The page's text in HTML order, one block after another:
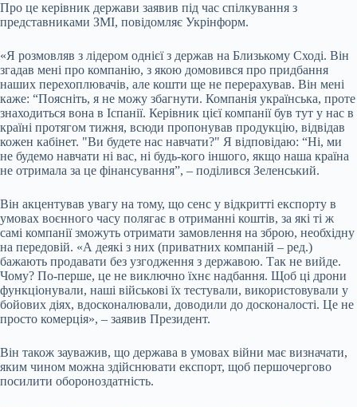
Про це керівник держави заявив під час спілкування з
представниками ЗМІ, повідомляє Укрінформ.
«Я розмовляв з лідером однієї з держав на Близькому Сході. Він
згадав мені про компанію, з якою домовився про придбання
наших перехоплювачів, але кошти ще не перерахував. Він мені
каже: “Поясніть, я не можу збагнути. Компанія українська, проте
знаходиться вона в Іспанії. Керівник цієї компанії був тут у нас в
країні протягом тижня, всюди пропонував продукцію, відвідав
кожен кабінет. "Ви будете нас навчати?" Я відповідаю: “Ні, ми
не будемо навчати ні вас, ні будь-кого іншого, якщо наша країна
не отримала за це фінансування”, – поділився Зеленський.
Він акцентував увагу на тому, що сенс у відкритті експорту в
умовах воєнного часу полягає в отриманні коштів, за які ті ж
самі компанії зможуть отримати замовлення на зброю, необхідну
на передовій. «А деякі з них (приватних компаній – ред.)
бажають продавати без узгодження з державою. Так не вийде.
Чому? По-перше, це не виключно їхнє надбання. Щоб ці дрони
функціонували, наші військові їх тестували, використовували у
бойових діях, вдосконалювали, доводили до досконалості. Це не
просто комерція», – заявив Президент.
Він також зауважив, що держава в умовах війни має визначати,
яким чином можна здійснювати експорт, щоб першочергово
посилити обороноздатність.